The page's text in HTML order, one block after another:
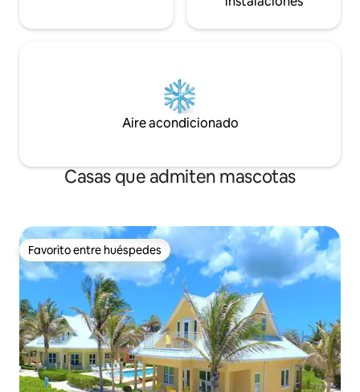
Aire acondicionado
Casas que admiten mascotas
Favorito entre huéspedes
Favorito entre huéspedes